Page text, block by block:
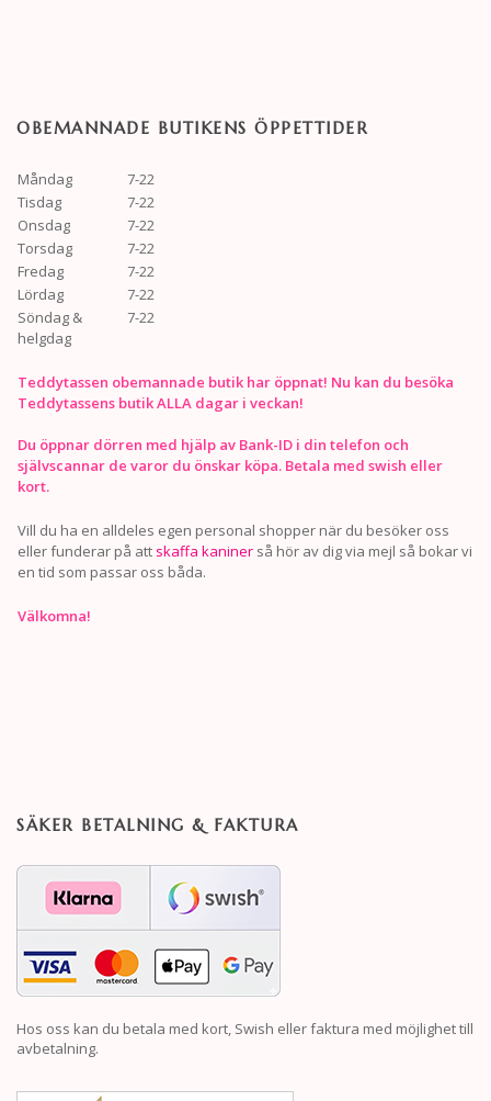
OBEMANNADE BUTIKENS ÖPPETTIDER
Måndag
7-22
Tisdag
7-22
Onsdag
7-22
Torsdag
7-22
Fredag
7-22
Lördag
7-22
Söndag &
helgdag
7-22
Teddytassen obemannade butik har öppnat! Nu kan du besöka
Teddytassens butik ALLA dagar i veckan!
Du öppnar dörren med hjälp av Bank-ID i din telefon och
självscannar de varor du önskar köpa. Betala med swish eller
kort.
Vill du ha en alldeles egen personal shopper när du besöker oss
eller funderar på att skaffa kaniner så hör av dig via mejl så bokar vi
en tid som passar oss båda.
Välkomna!
SÄKER BETALNING & FAKTURA
Hos oss kan du betala med kort, Swish eller faktura med möjlighet till
avbetalning.